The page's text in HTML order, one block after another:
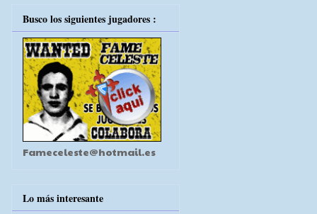
Busco los siguientes jugadores :
Fameceleste@hotmail.es
Lo más interesante